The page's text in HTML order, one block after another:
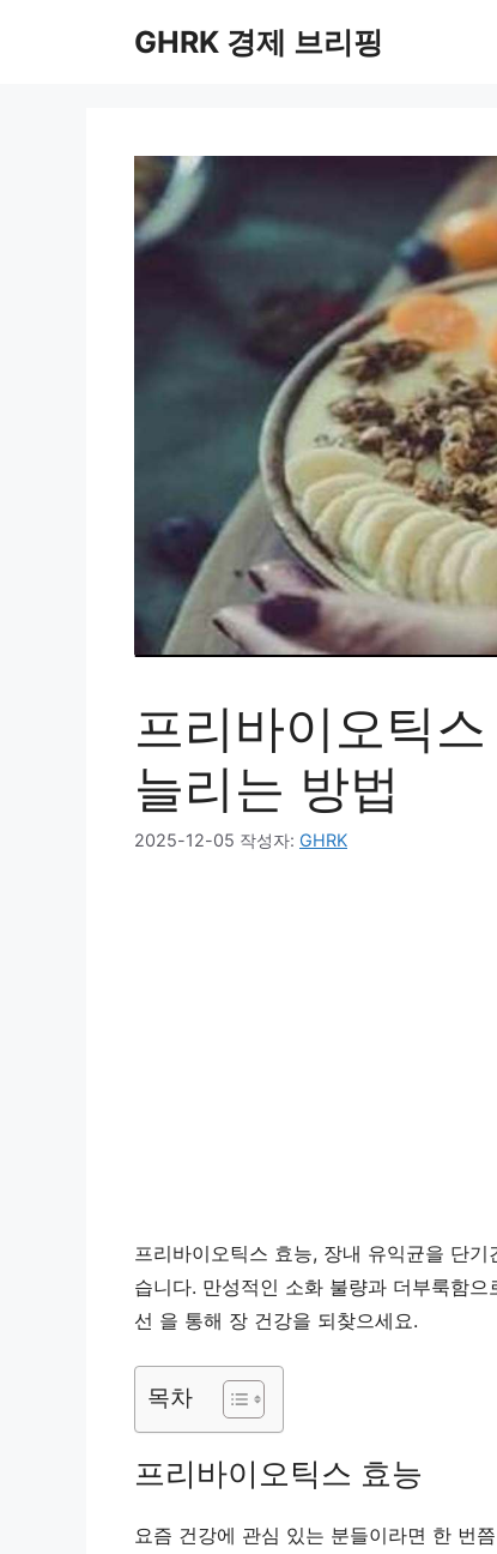
GHRK 경제 브리핑
프리바이오틱
늘리는 방법
2025-12-05 작성자: GHRK
프리바이오틱스 효능, 장내 유익균을 단
습니다. 만성적인 소화 불량과 더부룩함
선 을 통해 장 건강을 되찾으세요.
목차
프리바이오틱스 효능
요즘 건강에 관심 있는 분들이라면 한 번